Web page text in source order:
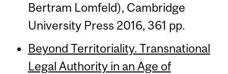
Bertram Lomfeld), Cambridge
University Press 2016, 361 pp.
Beyond Territoriality. Transnational
Legal Authority in an Age of